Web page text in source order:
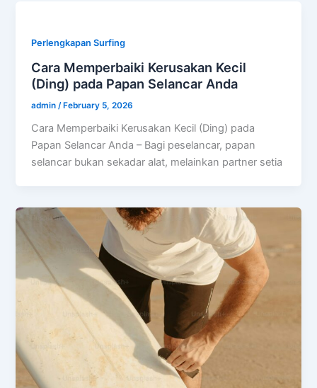
Perlengkapan Surfing
Cara Memperbaiki Kerusakan Kecil
(Ding) pada Papan Selancar Anda
admin /February 5, 2026
Cara Memperbaiki Kerusakan Kecil (Ding) pada
Papan Selancar Anda – Bagi peselancar, papan
selancar bukan sekadar alat, melainkan partner setia